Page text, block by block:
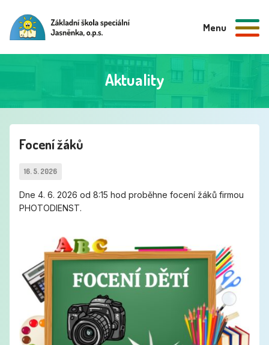
Menu
Aktuality
Focení žáků
16. 5. 2026
Dne 4. 6. 2026 od 8:15 hod proběhne focení žáků firmou
PHOTODIENST.